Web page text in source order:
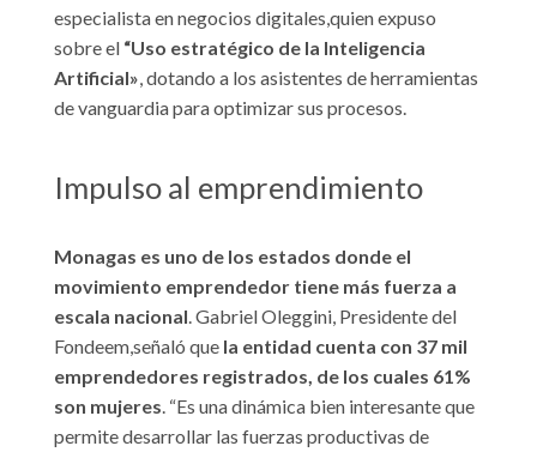
especialista en negocios digitales,quien expuso
sobre el “Uso estratégico de la Inteligencia
Artificial» , dotando a los asistentes de herramientas
de vanguardia para optimizar sus procesos.
Impulso al emprendimiento
Monagas es uno de los estados donde el
movimiento emprendedor tiene más fuerza a
escala nacional. Gabriel Oleggini, Presidente del
Fondeem,señaló que la entidad cuenta con 37 mil
emprendedores registrados, de los cuales 61%
son mujeres. “Es una dinámica bien interesante que
permite desarrollar las fuerzas productivas de